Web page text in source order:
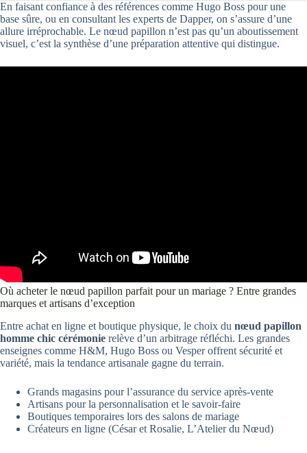
En faisant confiance à des références comme Hugo Boss pour une
base sûre, ou en consultant les experts de Dapper, on s’assure d’une
allure irréprochable. Le nœud papillon n’est pas qu’un aboutissement
visuel, c’est la synthèse d’une préparation attentive qui distingue.
Où acheter le nœud papillon parfait pour un mariage ? Entre grandes
marques et artisans d’exception
Entre achat en ligne et boutique physique, le choix du nœud papillon
homme chic cérémonie relève d’un arbitrage réfléchi. Les grandes
enseignes comme H&M, Hugo Boss ou Vesper offrent sécurité et
variété, mais la tendance artisanale gagne du terrain.
Grands magasins pour l’assurance du service après-vente
Artisans pour la personnalisation et le savoir-faire
Boutiques temporaires lors des salons de mariage
Créateurs en ligne (César et Rosalie, L’Atelier du Nœud)